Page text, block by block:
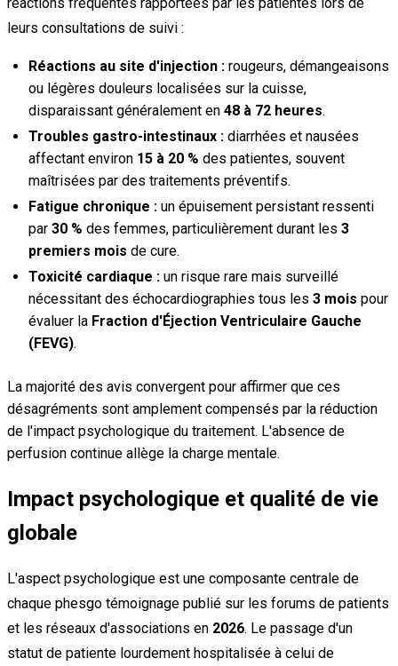
leurs consultations de suivi :
Réactions au site d'injection : rougeurs, démangeaisons
ou légères douleurs localisées sur la cuisse,
disparaissant généralement en 48 à 72 heures.
Troubles gastro-intestinaux : diarrhées et nausées
affectant environ 15 à 20 % des patientes, souvent
maîtrisées par des traitements préventifs.
Fatigue chronique : un épuisement persistant ressenti
par 30 % des femmes, particulièrement durant les 3
premiers mois de cure.
Toxicité cardiaque : un risque rare mais surveillé
nécessitant des échocardiographies tous les 3 mois pour
évaluer la Fraction d'Éjection Ventriculaire Gauche
(FEVG).
La majorité des avis convergent pour affirmer que ces
désagréments sont amplement compensés par la réduction
de l'impact psychologique du traitement. L'absence de
perfusion continue allège la charge mentale.
Impact psychologique et qualité de vie
globale
L'aspect psychologique est une composante centrale de
chaque phesgo témoignage publié sur les forums de patients
et les réseaux d'associations en 2026. Le passage d'un
statut de patiente lourdement hospitalisée à celui de